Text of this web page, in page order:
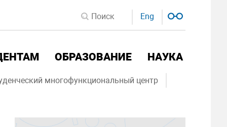
Eng
ОБРАЗОВАНИЕ НАУКА
многофункциональный центр